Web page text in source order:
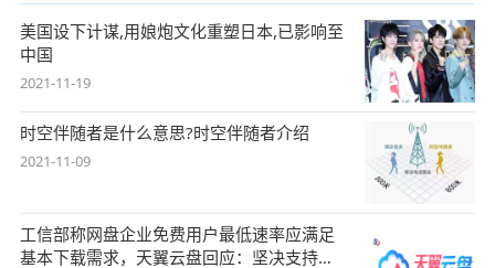
美国设下计谋,用娘炮文化重塑日本,已影响至
中国
2021-11-19
时空伴随者是什么意思?时空伴随者介绍
2021-11-09
工信部称网盘企业免费用户最低速率应满足
基本下载需求，天翼云盘回应：坚决支持，